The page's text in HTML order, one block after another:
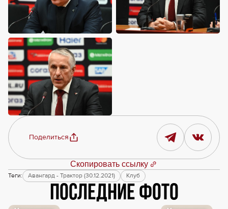
Поделиться
Скопировать ссылку
Теги: Авангард - Трактор (30.12.2021) Клуб
Последние фото